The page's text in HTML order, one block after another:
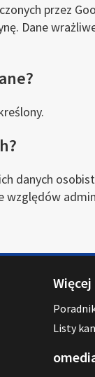
przez
Dane
danych
Więcej
Listy